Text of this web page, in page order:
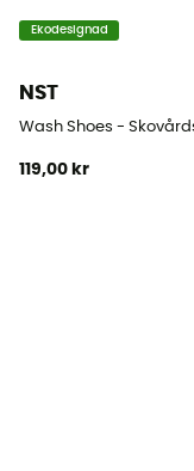
Ekodesignad
NST
Wash Shoes -
119,00 kr